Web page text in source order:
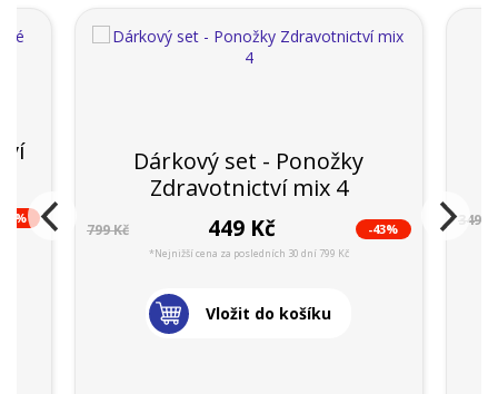
Dárkový set - Ponožky
Zdravotnictví mix 4
799 Kč 449 Kč -43%
*Nejnižší cena za posledních 30 dní 799 Kč
Vložit do košíku
349